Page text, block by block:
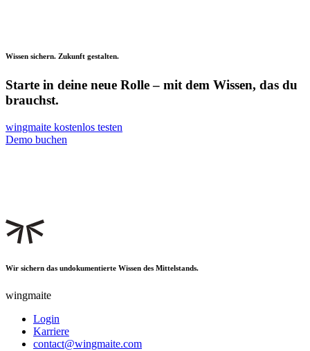
Wissen sichern. Zukunft gestalten.
Starte in deine neue Rolle – mit dem Wissen, das du
brauchst.
wingmaite kostenlos testen
Demo buchen
Wir sichern das undokumentierte Wissen des Mittelstands.
wingmaite
Login
Karriere
contact@wingmaite.com